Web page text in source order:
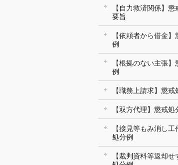
【自力救済関係】懲
要旨
【依頼者から借金】
例
【根拠のない主張】
例
【職務上請求】懲戒
【双方代理】懲戒処
【接見等もみ消し工
処分例
【裁判資料等返却せ